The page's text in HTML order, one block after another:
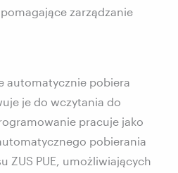
zarządzanie
automatycznie pobiera
je do wczytania do
pracuje jako
pobierania
ZUS PUE, umożliwiających